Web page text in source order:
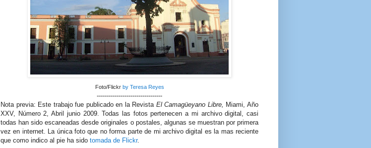
Foto/Flickr by Teresa Reyes
---------------------------------
Nota previa: Este trabajo fue publicado en la Revista El Camagüeyano Libre, Miami, Año
XXV, Número 2, Abril junio 2009. Todas las fotos pertenecen a mi archivo digital, casi
todas han sido escaneadas desde originales o postales, algunas se muestran por primera
vez en internet. La única foto que no forma parte de mi archivo digital es la mas reciente
que como indico al pie ha sido tomada de Flickr.